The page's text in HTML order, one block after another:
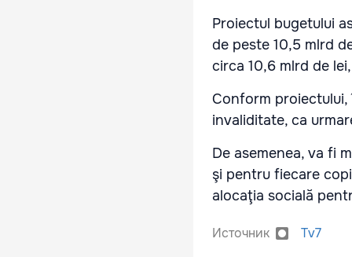
Proiectul bugetului
de peste 10,5 mlrd
circa 10,6 mlrd de
Conform proiectului,
invaliditate, ca
De asemenea, va fi
şi pentru fiecare
alocaţia socială
Источник Tv7